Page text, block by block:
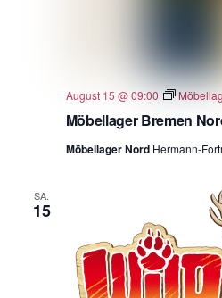
Möbellager Bremen
August 15 @ 09:00
Möbellager Nord Hermann-
SA.
15